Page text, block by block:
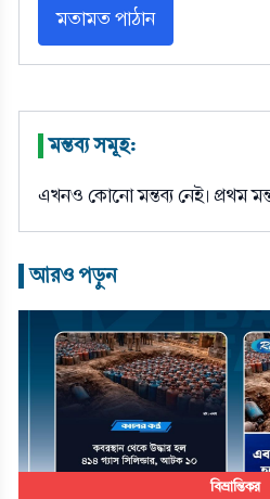
মতামত পাঠান
মন্তব্য সমূহ:
এখনও কোনো মন্তব্য নেই। প্রথম
আরও পড়ুন
বিভ্রান্তিকর